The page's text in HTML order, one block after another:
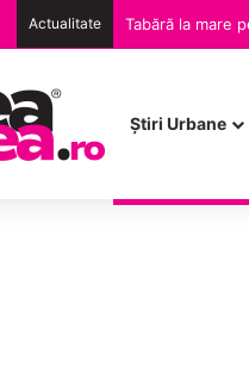
Actualitate Tabără la mare
Ştiri Urbane